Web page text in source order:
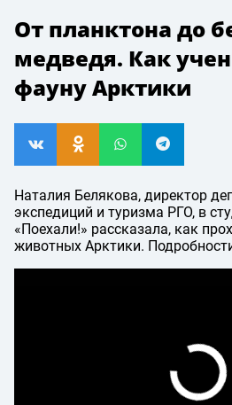
От планктона до
медведя. Как
фауну Арктики
Наталия Белякова, директор
экспедиций и туризма РГО, в
«Поехали!» рассказала, как
животных Арктики.